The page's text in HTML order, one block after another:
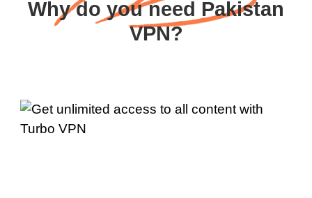
Why do you need Pakistan
VPN?